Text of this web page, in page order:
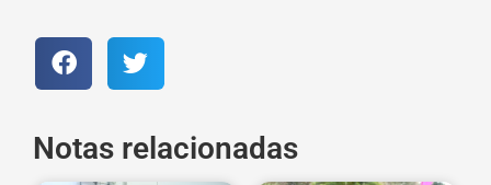
Notas relacionadas